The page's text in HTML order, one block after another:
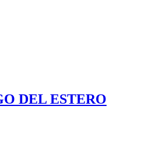
DEL ESTERO